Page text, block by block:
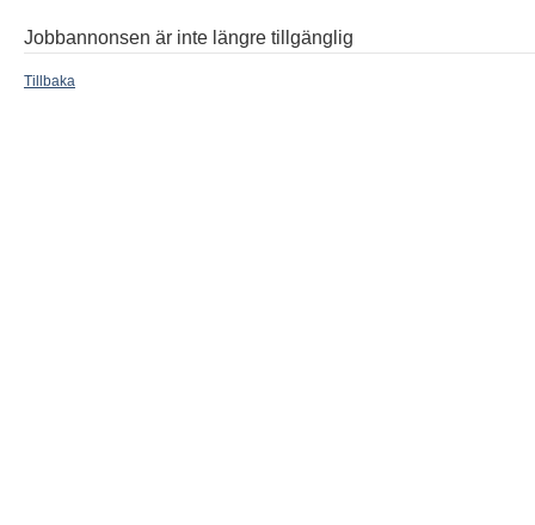
Jobbannonsen är inte längre tillgänglig
Tillbaka